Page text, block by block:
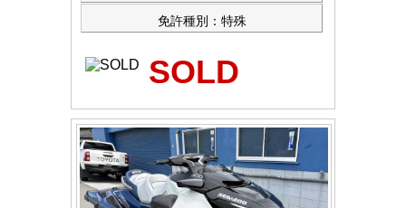
免許種別：特殊
SOLD